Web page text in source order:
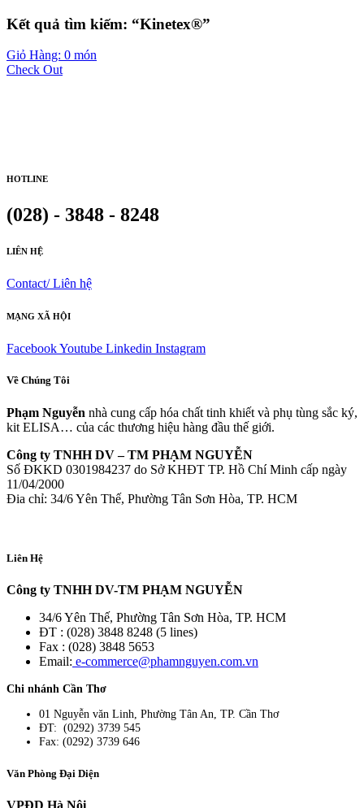
Kết quả tìm kiếm: “Kinetex®”
Giỏ Hàng: 0 món
Check Out
HOTLINE
(028) - 3848 - 8248
LIÊN HỆ
Contact/ Liên hệ
MẠNG XÃ HỘI
FacebookYoutube Linkedin Instagram
Về Chúng Tôi
Phạm Nguyễn nhà cung cấp hóa chất tinh khiết và phụ tùng sắc ký,
kit ELISA… của các thương hiệu hàng đầu thế giới.
Công ty TNHH DV – TM PHẠM NGUYỄN
Số ĐKKD 0301984237 do Sở KHĐT TP. Hồ Chí Minh cấp ngày
11/04/2000
Đia chỉ: 34/6 Yên Thế, Phường Tân Sơn Hòa, TP. HCM
Liên Hệ
Công ty TNHH DV-TM PHẠM NGUYỄN
34/6 Yên Thế, Phường Tân Sơn Hòa, TP. HCM
ĐT : (028) 3848 8248 (5 lines)
Fax : (028) 3848 5653
Email: e-commerce@phamnguyen.com.vn
Chi nhánh Cần Thơ
01 Nguyễn văn Linh, Phường Tân An, TP. Cần Thơ
ĐT: (0292) 3739 545
Fax: (0292) 3739 646
Văn Phòng Đại Diện
VPĐD Hà Nội